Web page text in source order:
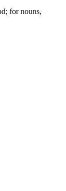
for nouns,